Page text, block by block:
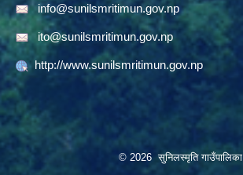
info@sunilsmritimun.gov.np
ito@sunilsmritimun.gov.np
http://www.sunilsmritimun.gov.np
© 2026 सुनिलस्मृति गाउँपालिका